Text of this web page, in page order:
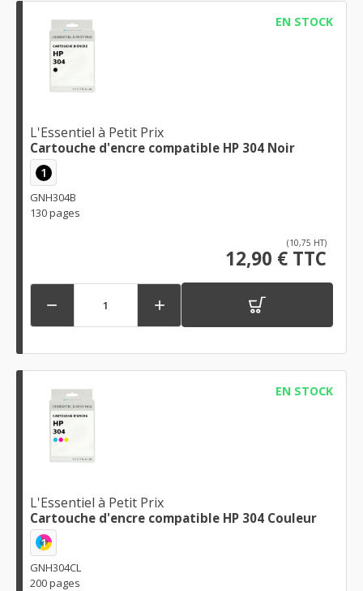
EN STOCK
L'Essentiel à Petit Prix
Cartouche d'encre compatible HP 304 Noir
1
GNH304B
130 pages
(10,75 HT)
12,90 € TTC
 
EN STOCK
L'Essentiel à Petit Prix
Cartouche d'encre compatible HP 304 Couleur
1
GNH304CL
200 pages